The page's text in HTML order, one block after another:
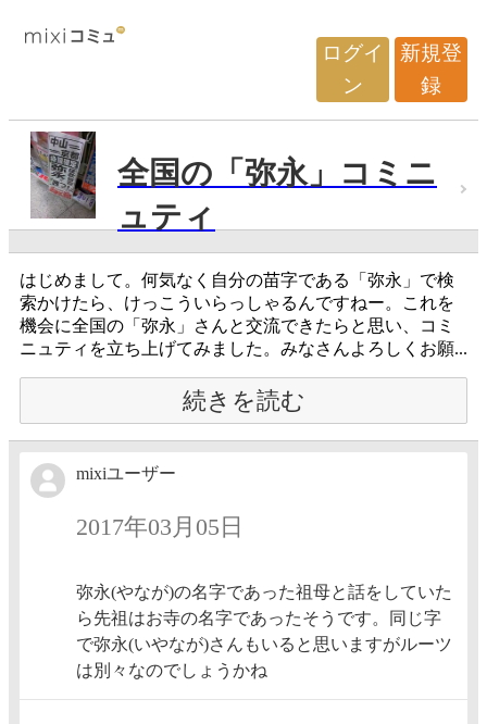
ログイ
ン
新規登
録
全国の「弥永」コミニ
ュティ
はじめまして。何気なく自分の苗字である「弥永」で検
索かけたら、けっこういらっしゃるんですねー。これを
機会に全国の「弥永」さんと交流できたらと思い、コミ
ニュティを立ち上げてみました。みなさんよろしくお願...
続きを読む
mixiユーザー
2017年03月05日
弥永(やなが)の名字であった祖母と話をしていた
ら先祖はお寺の名字であったそうです。同じ字
で弥永(いやなが)さんもいると思いますがルーツ
は別々なのでしょうかね